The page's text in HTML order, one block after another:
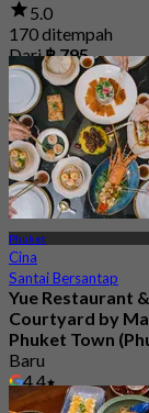
5.0
170 ditempah
Dari฿ 795
Phuket
Cina
Santai Bersantap
Yue Restaurant
Courtyard by
Phuket Town
Baru
4.4
Dari฿ 595